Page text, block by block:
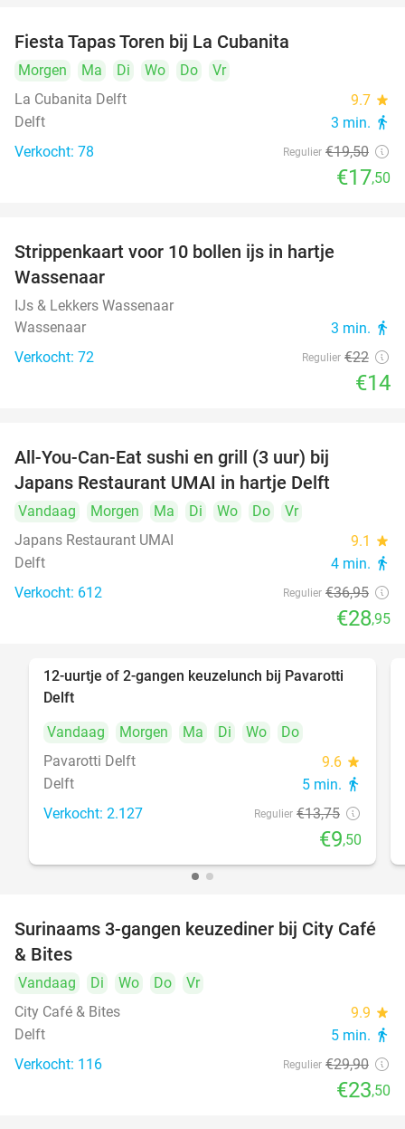
Fiesta Tapas Toren bij La Cubanita
Morgen Ma Di Wo Do
Vr
La Cubanita Delft
9.7 star
Delft 3 min. directions_walk
Verkocht: 78 Regulier €19,50
€17,50
Strippenkaart voor 10 bollen ijs in hartje
Wassenaar
IJs & Lekkers Wassenaar
Wassenaar
3 min. directions_walk
Verkocht: 72 Regulier €22
€14
All-You-Can-Eat sushi en grill (3 uur) bij
Japans Restaurant UMAI in hartje Delft
Vandaag Morgen Ma Di Wo Do
Vr
Japans Restaurant UMAI
9.1 star
Delft 4 min. directions_walk
Verkocht: 612 Regulier €36,95
€28,95
31%
12-uurtje of 2-gangen keuzelunch bij Pavarotti
Delft
Vandaag
Morgen Ma Di Wo
Do
Pavarotti Delft
9.6 star
Delft 5 min. directions_walk
Verkocht: 2.127 Regulier €13,75
€9,50
21%
Surinaams 3-gangen keuzediner bij City Café
& Bites
Vandaag Di Wo Do
Vr
City Café & Bites
9.9 star
Delft 5 min. directions_walk
Verkocht: 116 Regulier €29,90
€23,50